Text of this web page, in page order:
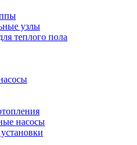
узлы
теплого пола
насосы